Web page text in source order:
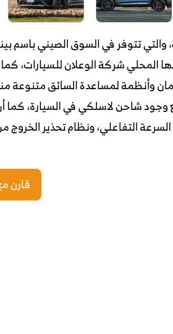
بمواصفات أمان وأنظمة لمساعدة السائق
مع وجود شاحن لاسلكي في السيارة،
التفاعلي، ونظام تحذير
قارن